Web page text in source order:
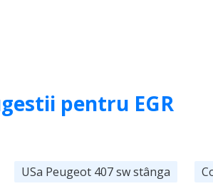
pentru EGR
USa Peugeot 407 sw stânga